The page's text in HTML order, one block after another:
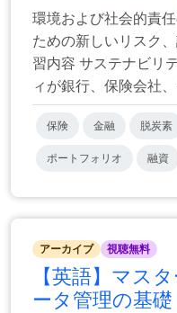
環境および社会的責
ための新しいリスク
習内容 サステナビリ
ィが銀行、保険会社
保険 金融 脱炭素
ポートフォリオ 融資
アーカイブ 視聴無料
【英語】マス
ータ管理の基礎